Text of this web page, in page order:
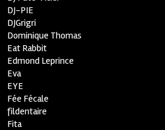
DJ-PIE
DJGrigri
Dominique Thomas
Eat Rabbit
Edmond Leprince
Eva
EYE
Fée Fécale
fildentaire
Fita